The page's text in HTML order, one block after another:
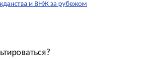
и ВНЖ за рубежом